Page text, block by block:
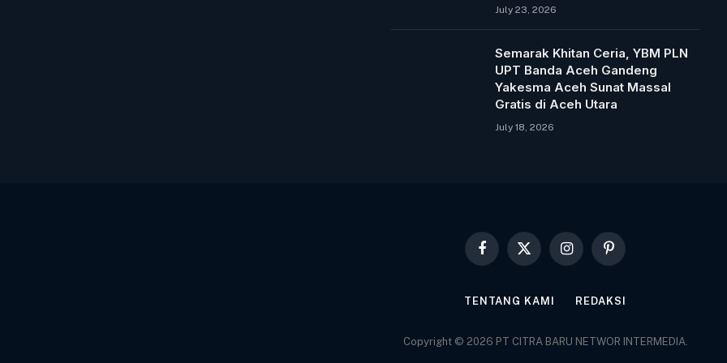
July 23, 2026
Semarak Khitan Ceria, YBM PLN
UPT Banda Aceh Gandeng
Yakesma Aceh Sunat Massal
Gratis di Aceh Utara
July 18, 2026
Facebook
X
InstagramPinterest
TENTANG KAMI REDAKSI
Copyright © 2026 PT CITRA BARU NETWOR INTERMEDIA.